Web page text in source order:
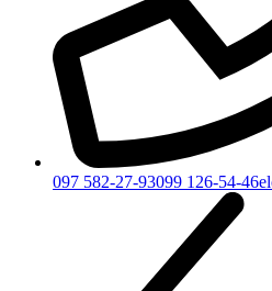
097 582-27-93099 126-54-46